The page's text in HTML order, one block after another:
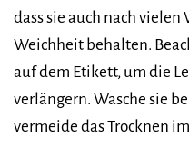
dass sie auch nach vielen
Weichheit behalten.
auf dem Etikett, um die
verlängern. Wasche sie
vermeide das Trocknen